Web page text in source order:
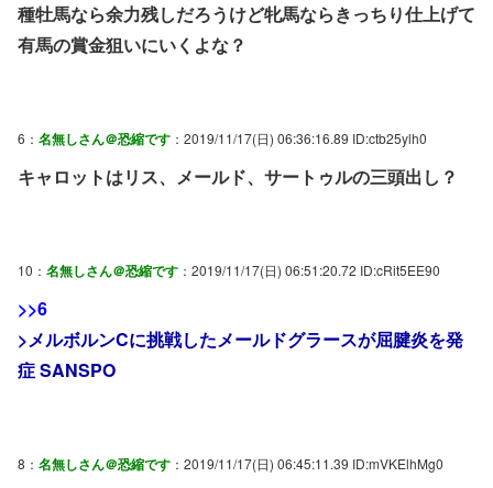
種牡馬なら余力残しだろうけど牝馬ならきっちり仕上げて
有馬の賞金狙いにいくよな？
6： 名無しさん＠恐縮です ：2019/11/17(日) 06:36:16.89 ID:ctb25ylh0
キャロットはリス、メールド、サートゥルの三頭出し？
10： 名無しさん＠恐縮です ：2019/11/17(日) 06:51:20.72 ID:cRit5EE90
>>6
>メルボルンCに挑戦したメールドグラースが屈腱炎を発
症 SANSPO
8： 名無しさん＠恐縮です ：2019/11/17(日) 06:45:11.39 ID:mVKElhMg0